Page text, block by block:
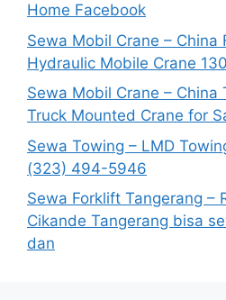
Home Facebook
Sewa Mobil Crane – China
Hydraulic Mobile Crane
Sewa Mobil Crane – China
Truck Mounted Crane for
Sewa Towing – LMD
(323) 494-5946
Sewa Forklift Tangerang –
Cikande Tangerang bisa
dan